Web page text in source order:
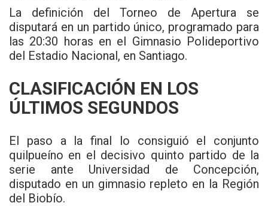
La definición del Torneo de Apertura se
disputará en un partido único, programado para
las 20:30 horas en el Gimnasio Polideportivo
del Estadio Nacional, en Santiago.
CLASIFICACIÓN EN LOS
ÚLTIMOS SEGUNDOS
El paso a la final lo consiguió el conjunto
quilpueíno en el decisivo quinto partido de la
serie ante Universidad de Concepción,
disputado en un gimnasio repleto en la Región
del Biobío.